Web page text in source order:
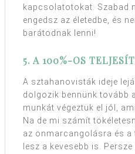
kapcsolatotokat. Szabad
engedsz az életedbe, és
barátodnak lenni!
5. A 100%-OS
A sztahanovisták ideje
dolgozik bennünk tovább
munkát végeztük el jól,
Na de mi számít
az önmarcangolásra és a
lesz a kevesebb is.